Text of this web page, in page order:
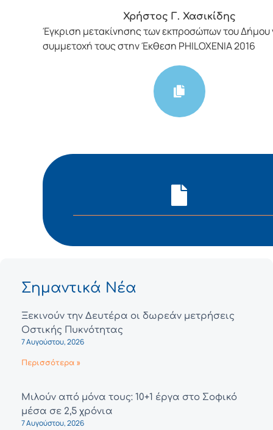
Χρήστος Γ. Χασικίδης
Έγκριση μετακίνησης των εκπροσώπων του Δήμου
συμμετοχή τους στην Έκθεση PHILOXENIA 2016
Σημαντικά Νέα
Ξεκινούν την Δευτέρα οι δωρεάν μετρήσεις
Οστικής Πυκνότητας
7 Αυγούστου, 2026
Περισσότερα »
Μιλούν από μόνα τους: 10+1 έργα στο Σοφικό
μέσα σε 2,5 χρόνια
7 Αυγούστου, 2026